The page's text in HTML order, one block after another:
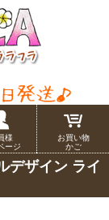
様
ージ
お買い物
かご
デザイン ライ